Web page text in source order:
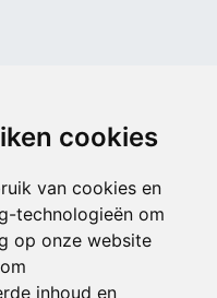
cookies
van cookies en
technologieën om
op onze website
inhoud en